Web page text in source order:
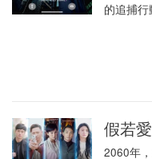
的追捕
假若
2060年